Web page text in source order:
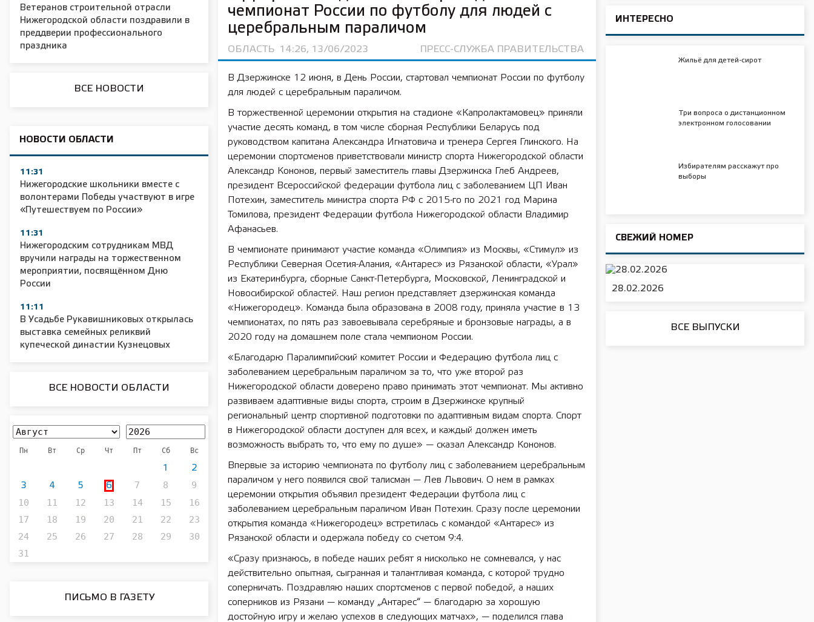
Ветеранов строительной отрасли
Нижегородской области поздравили в
преддверии профессионального
праздника
ВСЕ НОВОСТИ
НОВОСТИ ОБЛАСТИ
11:31
Нижегородские школьники вместе с
волонтерами Победы участвуют в игре
«Путешествуем по России»
11:31
Нижегородским сотрудникам МВД
вручили награды на торжественном
мероприятии, посвящённом Дню
России
11:11
В Усадьбе Рукавишниковых открылась
выставка семейных реликвий
купеческой династии Кузнецовых
ВСЕ НОВОСТИ ОБЛАСТИ
Пн Вт Ср Чт Пт Сб Вс
1 2
3 4 5 6 7 8
9
10
11 12 13 14 15
16
17
18 19 20 21 22
23
24
25 26 27 28 29
30
31
ПИСЬМО В ГАЗЕТУ
чемпионат России по футболу для людей с
церебральным параличом
ОБЛАСТЬ 14:26, 13/06/2023 ПРЕСС-СЛУЖБА ПРАВИТЕЛЬСТВА
В Дзержинске 12 июня, в День России, стартовал чемпионат России по футболу
для людей с церебральным параличом.
В торжественной церемонии открытия на стадионе «Капролактамовец» приняли
участие десять команд, в том числе сборная Республики Беларусь под
руководством капитана Александра Игнатовича и тренера Сергея Глинского. На
церемонии спортсменов приветствовали министр спорта Нижегородской области
Александр Кононов, первый заместитель главы Дзержинска Глеб Андреев,
президент Всероссийской федерации футбола лиц с заболеванием ЦП Иван
Потехин, заместитель министра спорта РФ с 2015-го по 2021 год Марина
Томилова, президент Федерации футбола Нижегородской области Владимир
Афанасьев.
В чемпионате принимают участие команда «Олимпия» из Москвы, «Стимул» из
Республики Северная Осетия-Алания, «Антарес» из Рязанской области, «Урал»
из Екатеринбурга, сборные Санкт-Петербурга, Московской, Ленинградской и
Новосибирской областей. Наш регион представляет дзержинская команда
«Нижегородец». Команда была образована в 2008 году, приняла участие в 13
чемпионатах, по пять раз завоевывала серебряные и бронзовые награды, а в
2020 году на домашнем поле стала чемпионом России.
«Благодарю Паралимпийский комитет России и Федерацию футбола лиц с
заболеванием церебральным параличом за то, что уже второй раз
Нижегородской области доверено право принимать этот чемпионат. Мы активно
развиваем адаптивные виды спорта, строим в Дзержинске крупный
региональный центр спортивной подготовки по адаптивным видам спорта. Спорт
в Нижегородской области доступен для всех, и каждый должен иметь
возможность выбрать то, что ему по душе» — сказал Александр Кононов.
Впервые за историю чемпионата по футболу лиц с заболеванием церебральным
параличом у него появился свой талисман — Лев Львович. О нем в рамках
церемонии открытия объявил президент Федерации футбола лиц с
заболеванием церебральным параличом Иван Потехин. Сразу после церемонии
открытия команда «Нижегородец» встретилась с командой «Антарес» из
Рязанской области и одержала победу со счетом 9:4.
«Сразу признаюсь, в победе наших ребят я нисколько не сомневался, у нас
действительно опытная, сыгранная и талантливая команда, с которой трудно
соперничать. Поздравляю наших спортсменов с первой победой, а наших
соперников из Рязани — команду „Антарес“ — благодарю за хорошую
достойную игру и желаю успехов в следующих матчах», — поделился глава
ИНТЕРЕСНО
Жильё для детей-сирот
Три вопроса о дистанционном
электронном голосовании
Избирателям расскажут про
выборы
СВЕЖИЙ НОМЕР
28.02.2026
ВСЕ ВЫПУСКИ